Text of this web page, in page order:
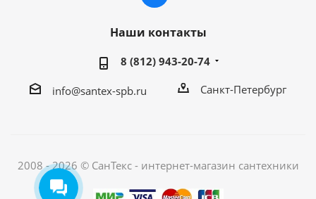
Наши контакты
8 (812) 943-20-74
info@santex-spb.ru Санкт-Петербург
2008 - 2026 © СанТекс - интернет-магазин cантехники